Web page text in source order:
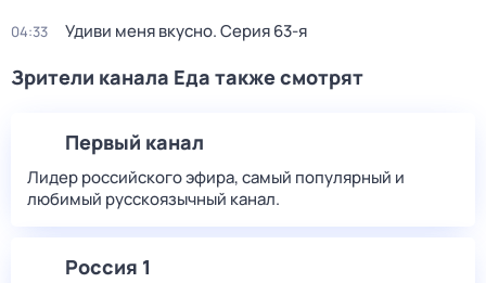
04:33 Удиви меня вкусно. Серия 63-я
Зрители канала Еда также смотрят
Первый канал
Лидер российского эфира, самый популярный и
любимый русскоязычный канал.
Россия 1